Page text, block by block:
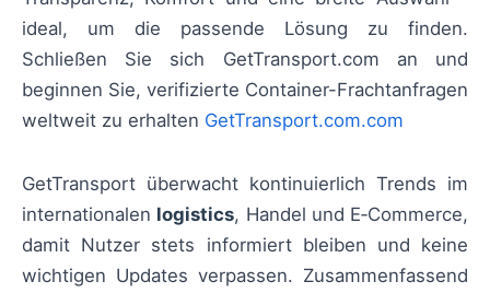
ideal, um die passende Lösung zu finden.
Schließen Sie sich GetTransport.com an und
beginnen Sie, verifizierte Container-Frachtanfragen
weltweit zu erhalten GetTransport.com.com
GetTransport überwacht kontinuierlich Trends im
internationalen logistics, Handel und E‑Commerce,
damit Nutzer stets informiert bleiben und keine
wichtigen Updates verpassen. Zusammenfassend